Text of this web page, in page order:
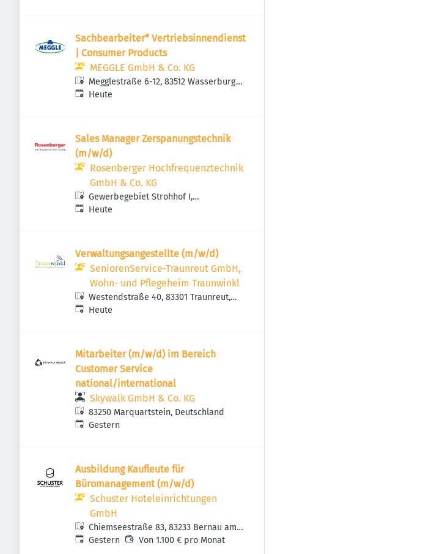
Sachbearbeiter* Vertriebsinnendienst
| Consumer Products
MEGGLE GmbH & Co. KG
Megglestraße 6-12, 83512 Wasserburg
am Inn, Deutschland
Veröffentlicht
Heute
Sales Manager Zerspanungstechnik
(m/w/d)
Rosenberger Hochfrequenztechnik
GmbH & Co. KG
Gewerbegebiet Strohhof I,
Hauptstraße 1, 83413 Fridolfing,
Veröffentlicht
Heute
Verwaltungsangestellte (m/w/d)
SeniorenService-Traunreut GmbH,
Wohn- und Pflegeheim Traunwinkl
Westendstraße 40, 83301 Traunreut,
Deutschland
Veröffentlicht
Heute
Mitarbeiter (m/w/d) im Bereich
Customer Service
national/international
Skywalk GmbH & Co. KG
83250 Marquartstein, Deutschland
Veröffentlicht
Gestern
Ausbildung Kaufleute für
Büromanagement (m/w/d)
Schuster Hoteleinrichtungen
GmbH
Chiemseestraße 83, 83233 Bernau am
Chiemsee, Deutschland
Veröffentlicht:
Gestern Von 1.100 € pro Monat